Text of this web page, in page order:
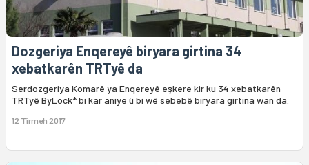
Dozgeriya Enqereyê biryara girtina 34
xebatkarên TRTyê da
Serdozgeriya Komarê ya Enqereyê eşkere kir ku 34 xebatkarên
TRTyê ByLock* bi kar aniye û bi wê sebebê biryara girtina wan da.
12 Tîrmeh 2017